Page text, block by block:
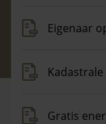
Eigenaar
Gratis